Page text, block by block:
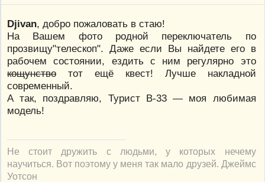
Djivan, добро пожаловать в стаю!
На Вашем фото родной переключатель по
прозвищу"телескоп". Даже если Вы найдете его в
рабочем состоянии, ездить с ним регулярно это
кощунство тот ещё квест! Лучше накладной
современный.
А так, поздравляю, Турист В-33 — моя любимая
модель!
Не стоит дружить с людьми, у которых нечему
научиться. Вот поэтому у меня так мало друзей. Джеймс
Уотсон